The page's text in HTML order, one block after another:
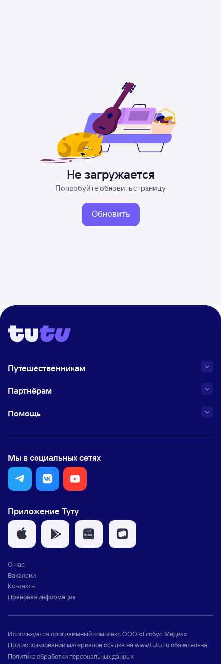
Не загружается
Попробуйте обновить страницу
Обновить
Путешественникам
Партнёрам
Помощь
Мы в социальных сетях
Приложение Туту
О нас
Вакансии
Контакты
Правовая информация
Используется программный комплексООО «Глобус Медиа»
При использовании материалов ссылка на www.tutu.ruобязательна
Политика обработки персональных данных